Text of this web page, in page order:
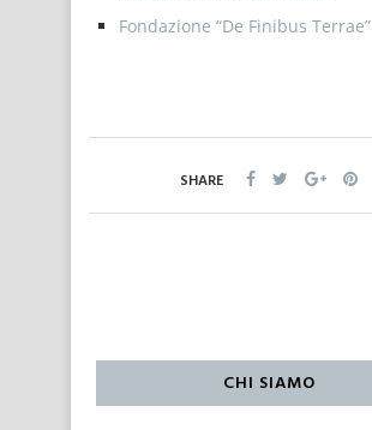
Fondazione “De Finibus Terrae”
SHARE
CHI SIAMO